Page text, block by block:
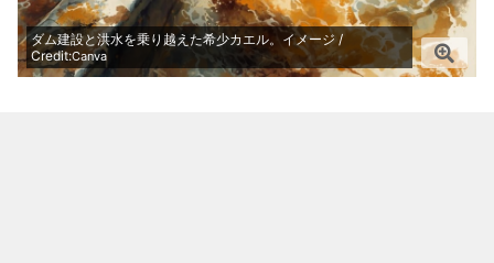
ダム建設と洪水を乗り越えた希少カエル。イメージ /
Credit:Canva